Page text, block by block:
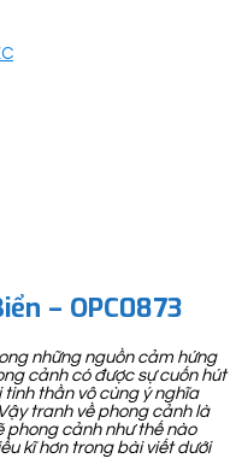
– OPC0873
những nguồn cảm hứng
cảnh có được sự cuốn hút
thần vô cùng ý nghĩa
tranh về phong cảnh là
phong cảnh như thế nào
kĩ hơn trong bài viết dưới